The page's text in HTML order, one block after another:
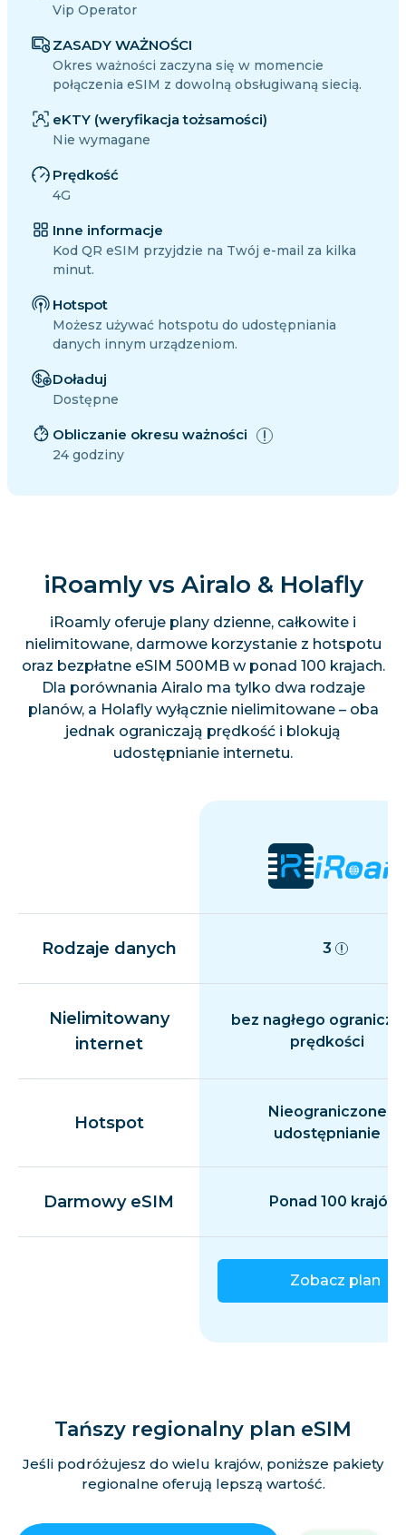
Vip Operator
ZASADY WAŻNOŚCI
Okres ważności zaczyna się w momencie
połączenia eSIM z dowolną obsługiwaną siecią.
eKTY (weryfikacja tożsamości)
Nie wymagane
Prędkość
4G
Inne informacje
Kod QR eSIM przyjdzie na Twój e-mail za kilka
minut.
Hotspot
Możesz używać hotspotu do udostępniania
danych innym urządzeniom.
Doładuj
Dostępne
Obliczanie okresu ważności
24 godziny
iRoamly vs Airalo & Holafly
iRoamly oferuje plany dzienne, całkowite i
nielimitowane, darmowe korzystanie z hotspotu
oraz bezpłatne eSIM 500MB w ponad 100 krajach.
Dla porównania Airalo ma tylko dwa rodzaje
planów, a Holafly wyłącznie nielimitowane – oba
jednak ograniczają prędkość i blokują
udostępnianie internetu.
Rodzaje danych 3
Nielimitowany
internet
bez nagłego
prędkości
Hotspot
Nieograniczone
udostępnianie
Darmowy eSIM Ponad 100 krajów
Zobacz plan
Tańszy regionalny plan eSIM
Jeśli podróżujesz do wielu krajów, poniższe pakiety
regionalne oferują lepszą wartość.